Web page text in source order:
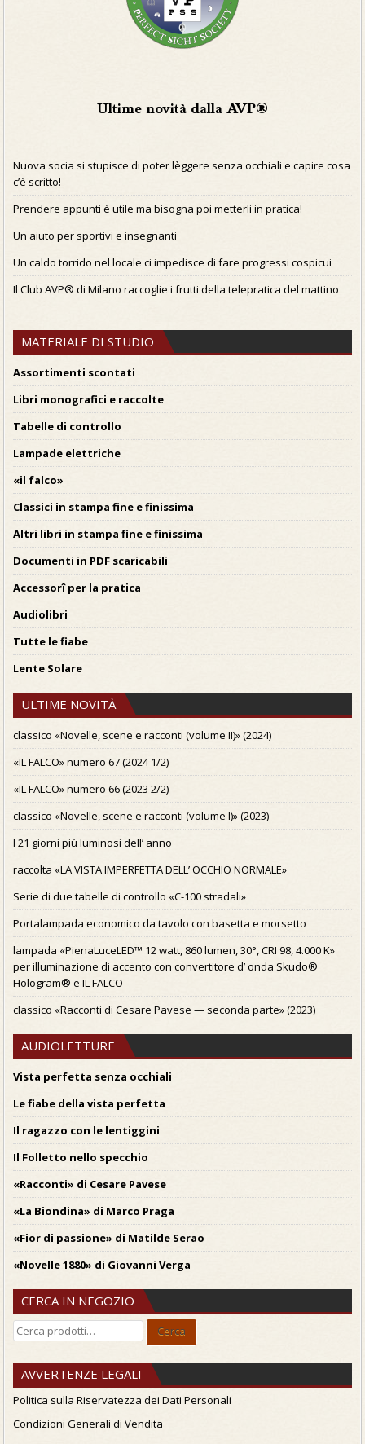
Ultime novità dalla AVP®
Nuova socia si stupisce di poter lèggere senza occhiali e capire cosa
c’è scritto!
Prendere appunti è utile ma bisogna poi metterli in pratica!
Un aiuto per sportivi e insegnanti
Un caldo torrido nel locale ci impedisce di fare progressi cospicui
Il Club AVP® di Milano raccoglie i frutti della telepratica del mattino
MATERIALE DI STUDIO
Assortimenti scontati
Libri monografici e raccolte
Tabelle di controllo
Lampade elettriche
«il falco»
Classici in stampa fine e finissima
Altri libri in stampa fine e finissima
Documenti in PDF scaricabili
Accessorî per la pratica
Audiolibri
Tutte le fiabe
Lente Solare
ULTIME NOVITÀ
classico «Novelle, scene e racconti (volume II)» (2024)
«IL FALCO» numero 67 (2024 1/2)
«IL FALCO» numero 66 (2023 2/2)
classico «Novelle, scene e racconti (volume I)» (2023)
I 21 giorni piú luminosi dell’ anno
raccolta «LA VISTA IMPERFETTA DELL’ OCCHIO NORMALE»
Serie di due tabelle di controllo «C-100 stradali»
Portalampada economico da tavolo con basetta e morsetto
lampada «PienaLuceLED™ 12 watt, 860 lumen, 30°, CRI 98, 4.000 K»
per illuminazione di accento con convertitore d’ onda Skudo®
Hologram® e IL FALCO
classico «Racconti di Cesare Pavese — seconda parte» (2023)
AUDIOLETTURE
Vista perfetta senza occhiali
Le fiabe della vista perfetta
Il ragazzo con le lentiggini
Il Folletto nello specchio
«Racconti» di Cesare Pavese
«La Biondina» di Marco Praga
«Fior di passione» di Matilde Serao
«Novelle 1880» di Giovanni Verga
CERCA IN NEGOZIO
Cerca: Cerca
AVVERTENZE LEGALI
Politica sulla Riservatezza dei Dati Personali
Condizioni Generali di Vendita